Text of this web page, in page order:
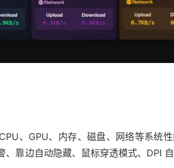
、GPU、内存、磁盘、网络等系统
靠边自动隐藏、鼠标穿透模式、DPI